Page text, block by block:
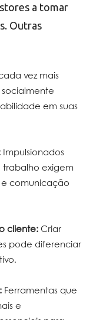
a tomar
Outras
vez mais
em suas
Impulsionados
trabalho exigem
e comunicação
cliente: Criar
pode diferenciar
Ferramentas que
e